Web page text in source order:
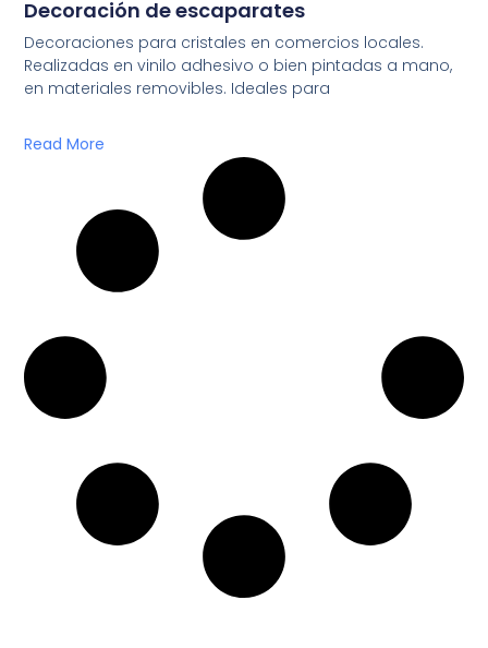
Decoración de escaparates
Decoraciones para cristales en comercios locales.
Realizadas en vinilo adhesivo o bien pintadas a mano,
en materiales removibles. Ideales para
Read More